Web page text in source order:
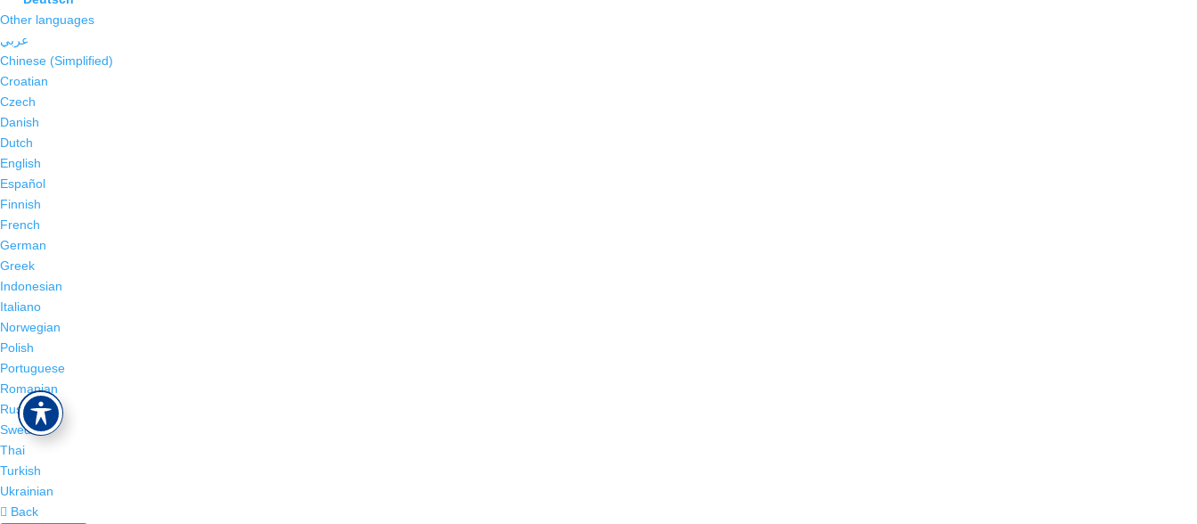
Other languages
عربي
Chinese (Simplified)
Croatian
Czech
Danish
Dutch
English
Español
Finnish
French
German
Greek
Indonesian
Italiano
Norwegian
Polish
Portuguese
Romanian
Russian
Swedish
Thai
Turkish
Ukrainian
Back